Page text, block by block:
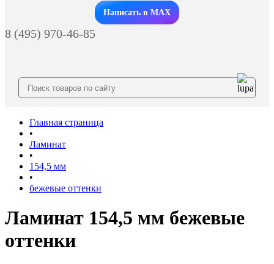
Заказать звонок
Написать в MAX
8 (495) 970-46-85
Главная страница
•
Ламинат
•
154,5 мм
•
бежевые оттенки
Ламинат 154,5 мм бежевые
оттенки